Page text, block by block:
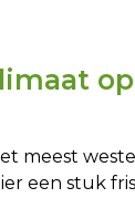
meest
een stuk